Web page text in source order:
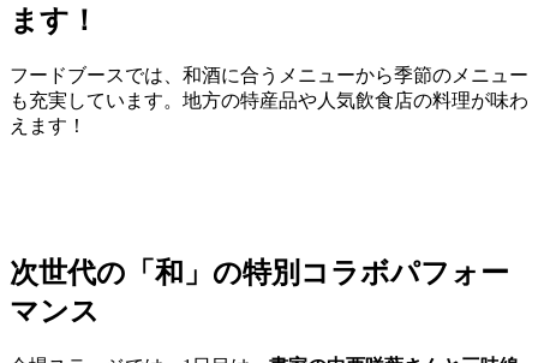
ます！
フードブースでは、和酒に合うメニューから季節のメニュー
も充実しています。地方の特産品や人気飲食店の料理が味わ
えます！
次世代の「和」の特別コラボパフォー
マンス